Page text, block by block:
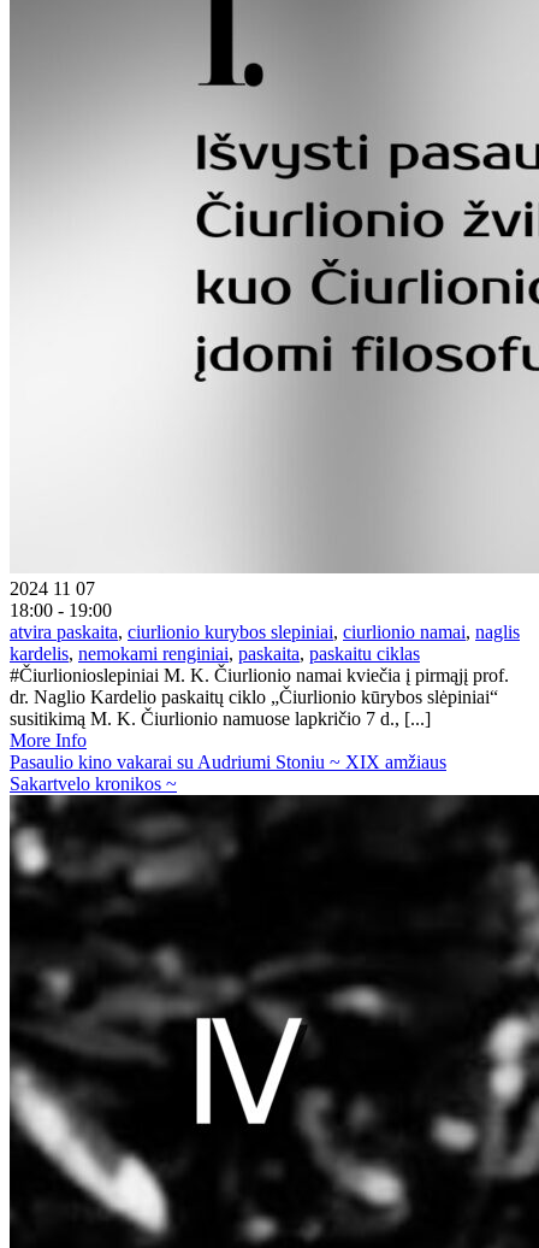
2024 11 07
18:00 - 19:00
atvira paskaita, ciurlionio kurybos slepiniai, ciurlionio namai, naglis
kardelis, nemokami renginiai, paskaita, paskaitu ciklas
#Čiurlionioslepiniai M. K. Čiurlionio namai kviečia į pirmąjį prof.
dr. Naglio Kardelio paskaitų ciklo „Čiurlionio kūrybos slėpiniai“
susitikimą M. K. Čiurlionio namuose lapkričio 7 d., [...]
More Info
Pasaulio kino vakarai su Audriumi Stoniu ~ XIX amžiaus
Sakartvelo kronikos ~